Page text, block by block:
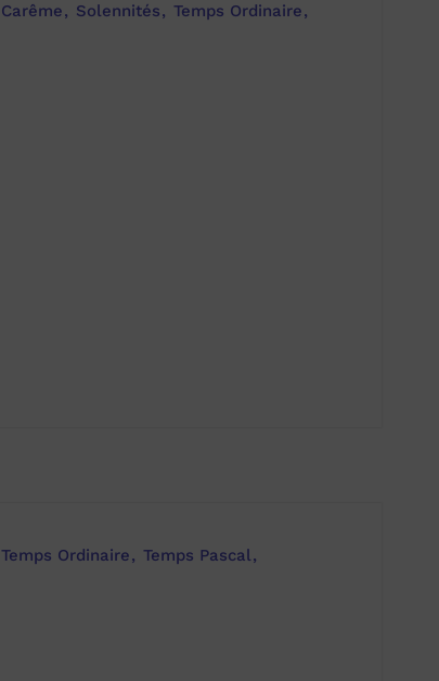
Carême Solennités
Temps Ordinaire
Temps Ordinaire
Temps Pascal